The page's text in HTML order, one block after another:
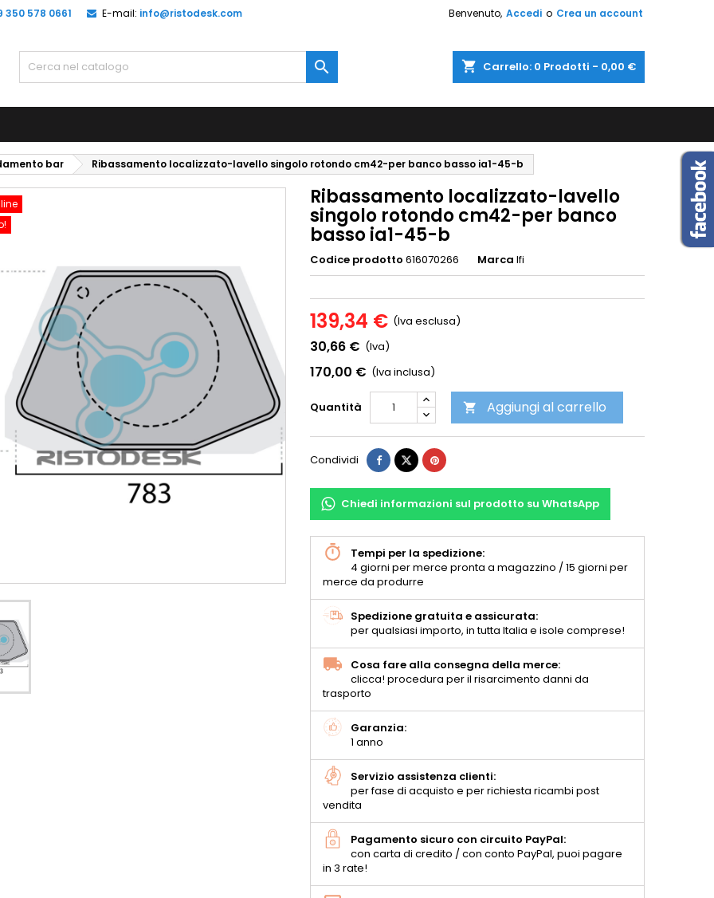
350 578 0661 E-mail: info@ristodesk.com Benvenuto, Accedi o Crea un account
shopping_cart Carrello: 0 Prodotti - 0,00 €

bar Ribassamento localizzato-lavello singolo rotondo cm42-per banco basso ia1-45-b
Ribassamento localizzato-lavello
singolo rotondo cm42-per banco
basso ia1-45-b
Codice prodotto 616070266 Marca Ifi
139,34 € (Iva esclusa)
30,66 € (Iva)
170,00 € (Iva inclusa)
Quantità  Aggiungi al carrello
Condividi
Chiedi informazioni sul prodotto su WhatsApp
Tempi per la spedizione:
4 giorni per merce pronta a magazzino / 15 giorni per
merce da produrre
Spedizione gratuita e assicurata:
per qualsiasi importo, in tutta Italia e isole comprese!
Cosa fare alla consegna della merce:
clicca! procedura per il risarcimento danni da
trasporto
Garanzia:
1 anno
Servizio assistenza clienti:
per fase di acquisto e per richiesta ricambi post
vendita
Pagamento sicuro con circuito PayPal:
con carta di credito / con conto PayPal, puoi pagare
in 3 rate!